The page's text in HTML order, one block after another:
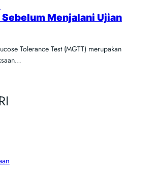
Menjalani Ujian
Tolerance Test (MGTT) merupakan